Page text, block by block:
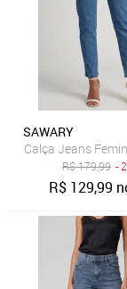
SAWARY
Calça Jeans
R$179,99 -
R$ 129,99